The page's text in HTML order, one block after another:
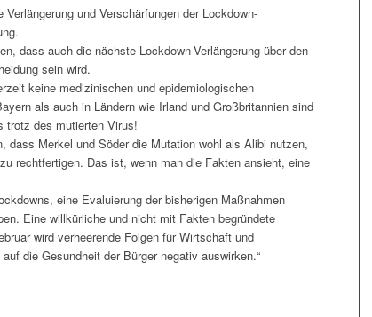
und Verschärfungen der Lockdown-
dass auch die nächste Lockdown-Verlängerung über den
sein wird.
keine medizinischen und epidemiologischen
als auch in Ländern wie Irland und Großbritannien sind
trotz des mutierten Virus!
dass Merkel und Söder die Mutation wohl als Alibi nutzen,
rechtfertigen. Das ist, wenn man die Fakten ansieht, eine
eine Evaluierung der bisherigen Maßnahmen
Eine willkürliche und nicht mit Fakten begründete
wird verheerende Folgen für Wirtschaft und
die Gesundheit der Bürger negativ auswirken.“